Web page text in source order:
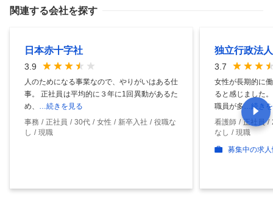
関連する会社を探す
日本赤十字社
3.9
人のためになる事業なので、やりがいはある仕
事。 正社員は平均的に３年に1回異動があるた
め、 …続きを見る
事務
正社員 30代 女性 新卒入社
役職な
し
現職
独立行政法
3.7
女性が長期的に
ると感じました
職員が多…続き
看護師
正社員
なし
現職
募集中の求